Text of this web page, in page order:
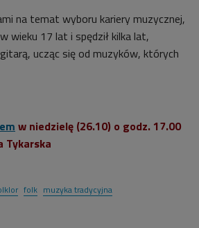
na temat wyboru kariery muzycznej,
wieku 17 lat i spędził kilka lat,
ucząc się od muzyków, których
w niedzielę (26.10) o godz. 17.00
Tykarska
folk muzyka tradycyjna